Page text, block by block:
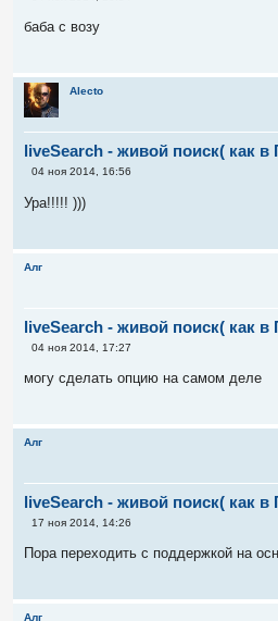
б
и
е
баба с возу
Alecto
liveSearch - живой поиск( как в
С
о
б
н
е
04 ноя 2014, 16:56
Ура!!!!! )))
Алг
liveSearch - живой поиск( как в
С
б
04 ноя 2014, 17:27
могу сделать опцию на самом деле
Алг
liveSearch - живой поиск( как в
С
о
б
н
17 ноя 2014, 14:26
Пора переходить с поддержкой на
Алг